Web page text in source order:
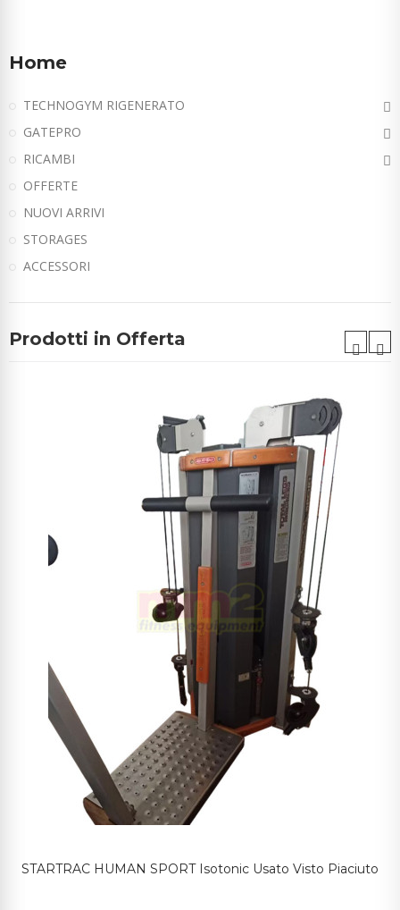
Home
TECHNOGYM RIGENERATO
GATEPRO
RICAMBI
OFFERTE
NUOVI ARRIVI
STORAGES
ACCESSORI
Prodotti in Offerta
STARTRAC HUMAN SPORT Isotonic Usato Visto Piaciuto